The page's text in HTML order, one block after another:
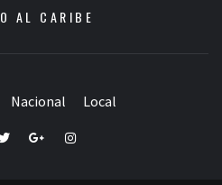
AL CARIBE
Nacional Local
Google+Instagram